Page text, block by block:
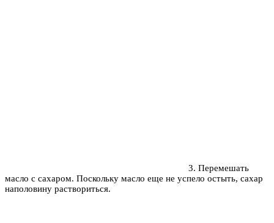
3. Перемешать
масло с сахаром. Поскольку масло еще не успело остыть, сахар
наполовину раствориться.